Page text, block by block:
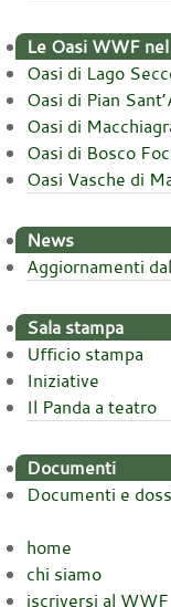
Le Oasi WWF
Oasi di Lago
Oasi di Pian
Oasi di
Oasi di Bosco
Oasi Vasche di
News
Aggiornamenti
Sala stampa
Ufficio stampa
Iniziative
Il Panda a teatro
Documenti
Documenti e
home
chi siamo
iscriversi al WWF